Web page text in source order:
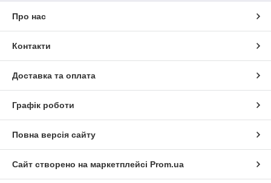
Про нас
Контакти
Доставка та оплата
Графік роботи
Повна версія сайту
Сайт створено на маркетплейсі Prom.ua